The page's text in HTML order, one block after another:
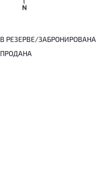
В РЕЗЕРВЕ/ЗАБРОНИРОВАНА
ПРОДАНА